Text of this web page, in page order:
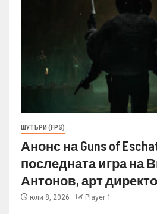
ШУТЪРИ (FPS)
Анонс на Guns of
последната игра на
Антонов, арт
юли 8, 2026 Player 1